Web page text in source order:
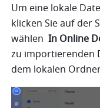
Um eine lokale
klicken Sie auf der
wählen In Online
zu importierenden
dem lokalen